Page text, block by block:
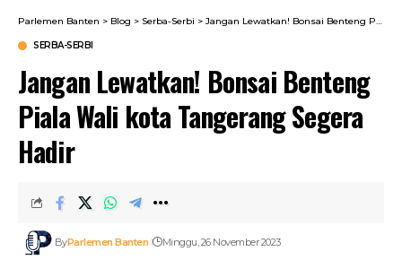
Parlemen Banten > Blog > Serba-Serbi > Jangan Lewatkan! Bonsai Benteng Piala Wali kota Tangerang Segera Hadir
SERBA-SERBI
Jangan Lewatkan! Bonsai Benteng
Piala Wali kota Tangerang Segera
Hadir
ByParlemen Banten Minggu, 26 November 2023